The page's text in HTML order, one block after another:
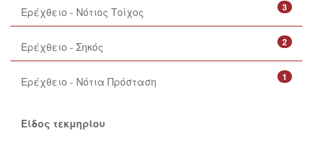
3
Ερέχθειο - Νότιος Τοίχος
2
Ερέχθειο - Σηκός
1
Ερέχθειο - Νότια Πρόσταση
Είδος τεκμηρίου